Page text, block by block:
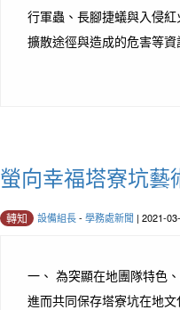
行軍蟲、長腳捷蟻與入侵
擴散途徑與造成的危害等
螢向幸福塔寮坑藝
轉知 設備組長- 學務處新聞 | 2021-
一、 為突顯在地團隊特色
進而共同保存塔寮坑在地